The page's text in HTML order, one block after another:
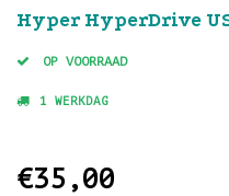
Hyper HyperDrive
OP VOORRAAD
1 WERKDAG
€35,00